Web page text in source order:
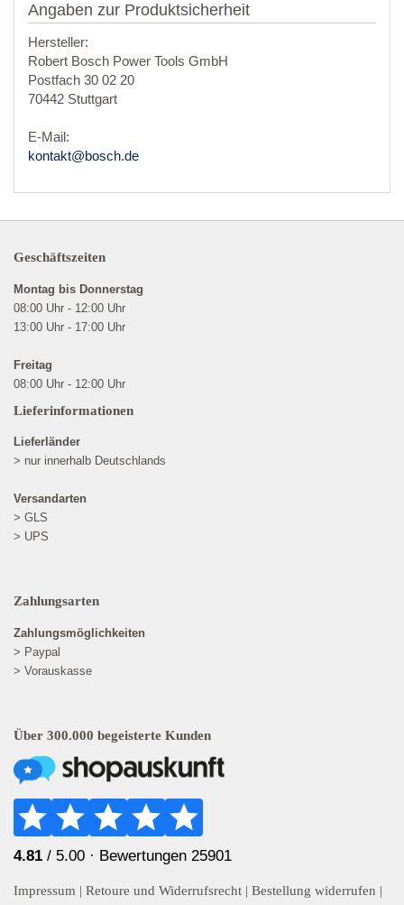
Angaben zur Produktsicherheit
Hersteller:
Robert Bosch Power Tools GmbH
Postfach 30 02 20
70442 Stuttgart
E-Mail:
kontakt@bosch.de
Geschäftszeiten
Montag bis Donnerstag
08:00 Uhr - 12:00 Uhr
13:00 Uhr - 17:00 Uhr
Freitag
08:00 Uhr - 12:00 Uhr
Lieferinformationen
Lieferländer
> nur innerhalb Deutschlands
Versandarten
> GLS
> UPS
Zahlungsarten
Zahlungsmöglichkeiten
> Paypal
> Vorauskasse
Über 300.000 begeisterte Kunden
4.81 / 5.00 · Bewertungen 25901
Impressum | Retoure und Widerrufsrecht | Bestellung widerrufen |